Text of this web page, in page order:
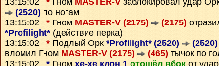
13:15:02 * Гном MASTER-V заблокировал удар
(2520) по ногам
13:15:02 * Гном MASTER-V (2175) (2175)
*Profilight* (действие перка)
13:15:02 * Подлый Орк *Profilight* (2520) (2520)
вломил Гном MASTER-V (2175) (465) тычок по
13:15:02 * Гном xe-xe клон 1 отошёл вбок от